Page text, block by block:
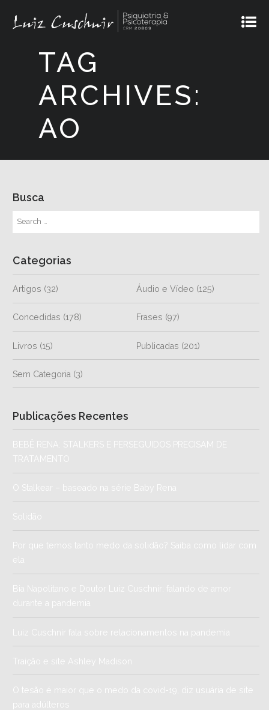
TAG
ARCHIVES:
AO
Busca
Categorias
Artigos (32) Áudio e Vídeo (125)
Concedidas (178) Frases (97)
Livros (15) Publicadas (201)
Sem Categoria (3)
Publicações Recentes
BEBÊ RENA: STALKERS E PERSEGUIDOS PRECISAM DE
TRATAMENTO
O Stalkear – baseado na série Baby Rena
Solidão
Por que temos tanto medo da solidão? Saiba como lidar com
ela
Bia Napolitano e Doutor Luiz Cuschnir: falando de amor
durante a pandemia
Luiz Cuschnir fala sobre relacionamentos na pandemia
Traição e site Ashley Madison
O tesão é maior que o medo da covid-19, diz usuária de site
para adúlteros